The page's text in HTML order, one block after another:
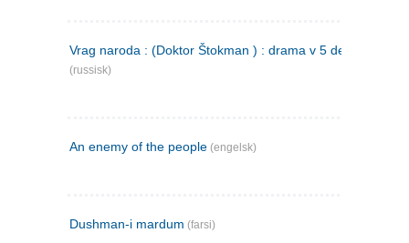
Vrag naroda : (Doktor Štokman ) : drama v 5 dejstvijach
(russisk)
An enemy of the people (engelsk)
Dushman-i mardum (farsi)